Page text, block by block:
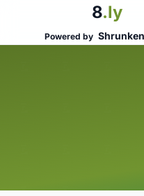
8.ly
Powered by Shrunken